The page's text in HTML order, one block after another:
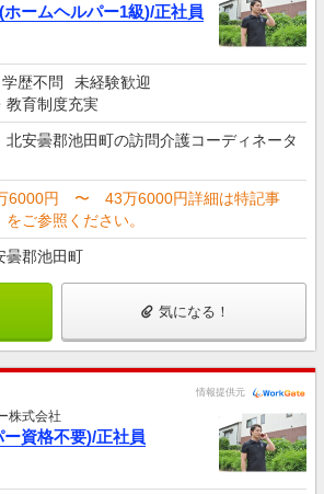
ームヘルパー1級)/正社員
学歴不問
未経験歓迎
教育制度充実
北安曇郡池田町の訪問介護コーディネータ
6000円 〜 43万6000円詳細は特記事
ご参照ください。
曇郡池田町
気になる！
情報提供元
株式会社
資格不要)/正社員